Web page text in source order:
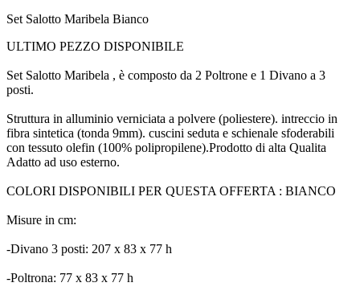
Set Salotto Maribela Bianco
ULTIMO PEZZO DISPONIBILE
Set Salotto Maribela , è composto da 2 Poltrone e 1 Divano a 3
posti.
Struttura in alluminio verniciata a polvere (poliestere). intreccio in
fibra sintetica (tonda 9mm). cuscini seduta e schienale sfoderabili
con tessuto olefin (100% polipropilene).Prodotto di alta Qualita
Adatto ad uso esterno.
COLORI DISPONIBILI PER QUESTA OFFERTA : BIANCO
Misure in cm:
-Divano 3 posti: 207 x 83 x 77 h
-Poltrona: 77 x 83 x 77 h